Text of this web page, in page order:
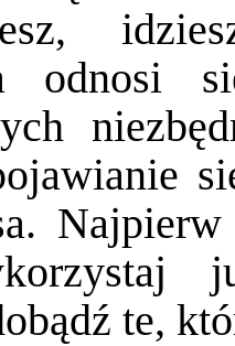
odnosi
te,